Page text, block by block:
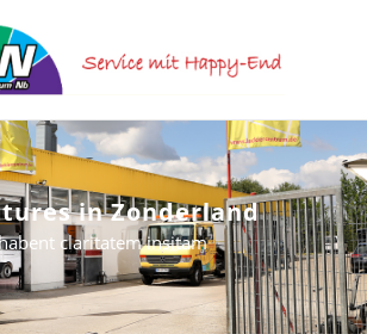
in Zonderland
claritatem insitam